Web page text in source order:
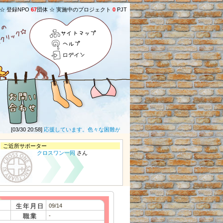
登録NPO 67団体 ☆ 実施中のプロジェクト 0 PJT
サイトマップ
ヘルプ
ログイン
[03/30 20:58]応援しています。色々な困難があると思いますが頑張ってください。(グ
ご近所サポーター
クロスワン一同 さん
09/14
-